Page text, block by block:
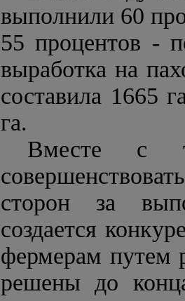
выполнили 60
55 процентов -
выработка на
составила 1665
га.
Вместе с
сторон за
создается
фермерам путем
решены до